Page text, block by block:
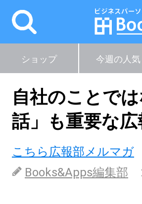
ショップ 今週の人気
自社のことで
話」も重要な広
こちら広報部メルマガ
Books&Apps編集部